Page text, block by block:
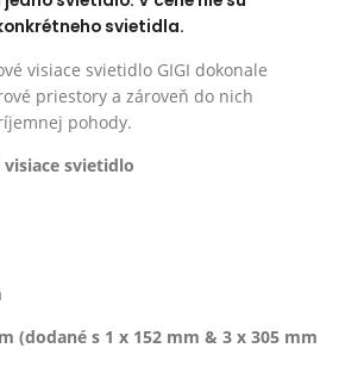
svietidla.
visiace svietidlo GIGI dokonale
priestory a zároveň do nich
pohody.
svietidlo
(dodané s 1 x 152 mm & 3 x 305 mm